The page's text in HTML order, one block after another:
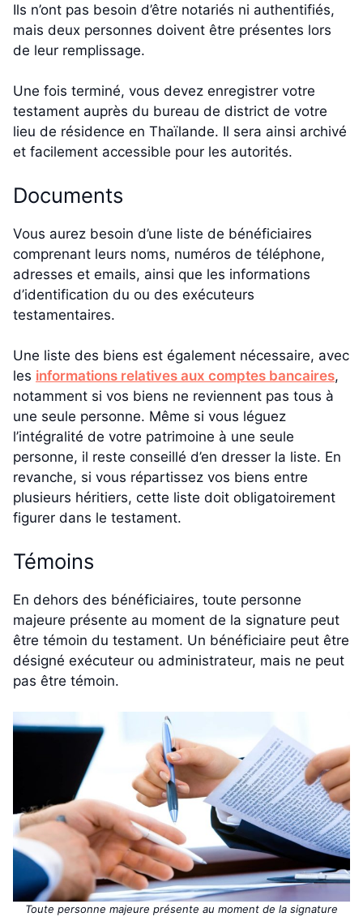
Ils n’ont pas besoin d’être notariés ni authentifiés,
mais deux personnes doivent être présentes lors
de leur remplissage.
Une fois terminé, vous devez enregistrer votre
testament auprès du bureau de district de votre
lieu de résidence en Thaïlande. Il sera ainsi archivé
et facilement accessible pour les autorités.
Documents
Vous aurez besoin d’une liste de bénéficiaires
comprenant leurs noms, numéros de téléphone,
adresses et emails, ainsi que les informations
d’identification du ou des exécuteurs
testamentaires.
Une liste des biens est également nécessaire, avec
les informations relatives aux comptes bancaires,
notamment si vos biens ne reviennent pas tous à
une seule personne. Même si vous léguez
l’intégralité de votre patrimoine à une seule
personne, il reste conseillé d’en dresser la liste. En
revanche, si vous répartissez vos biens entre
plusieurs héritiers, cette liste doit obligatoirement
figurer dans le testament.
Témoins
En dehors des bénéficiaires, toute personne
majeure présente au moment de la signature peut
être témoin du testament. Un bénéficiaire peut être
désigné exécuteur ou administrateur, mais ne peut
pas être témoin.
Toute personne majeure présente au moment de la signature